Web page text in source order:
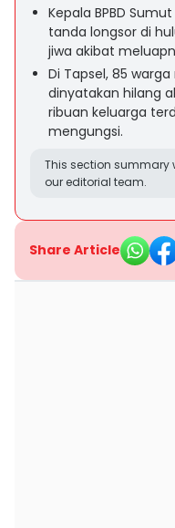
Kepala BPBD
tanda longsor di
jiwa akibat
Di Tapsel, 85
dinyatakan hilang
ribuan keluarga
mengungsi.
This section summary
our editorial team.
Share Article